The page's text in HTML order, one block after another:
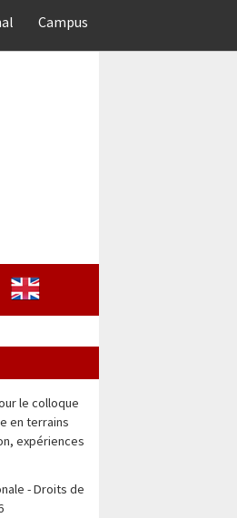
Campus
le colloque
en terrains
expériences
- Droits de